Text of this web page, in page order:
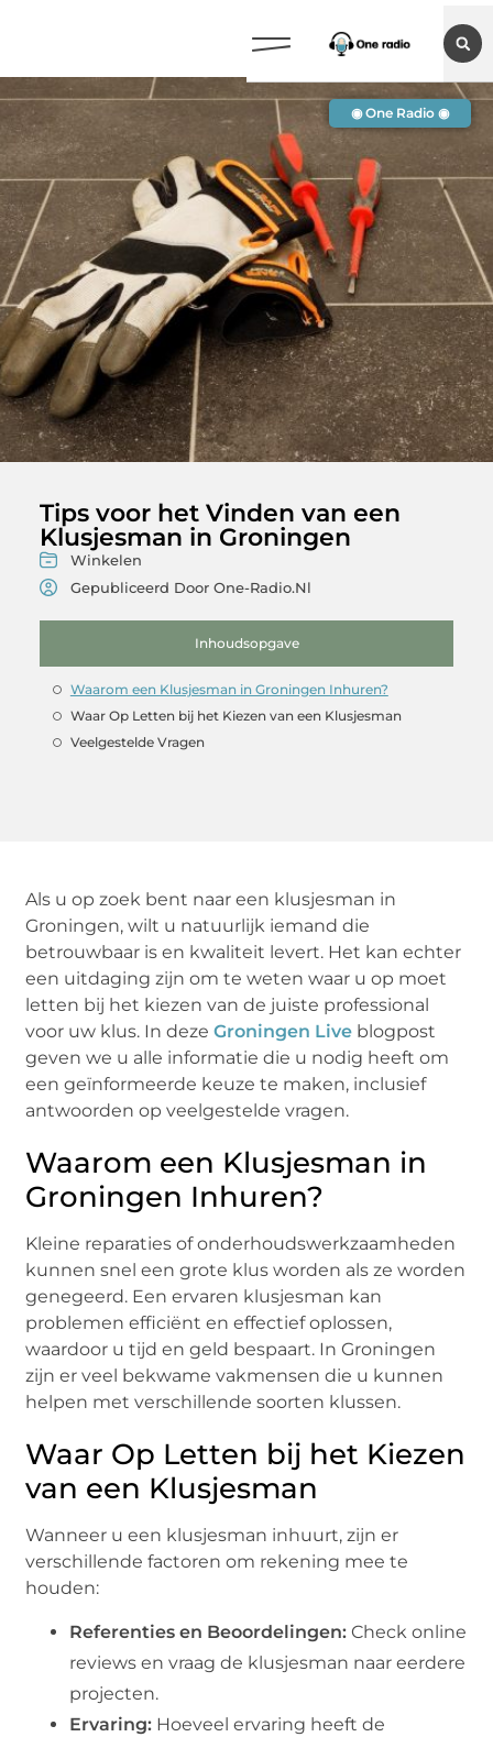
Tips voor het Vinden van een
Klusjesman in Groningen
Winkelen
Gepubliceerd Door One-Radio.nl
Inhoudsopgave
Waarom een Klusjesman in Groningen Inhuren?
Waar Op Letten bij het Kiezen van een Klusjesman
Veelgestelde Vragen
◉ One Radio ◉
Als u op zoek bent naar een klusjesman in
Groningen, wilt u natuurlijk iemand die
betrouwbaar is en kwaliteit levert. Het kan echter
een uitdaging zijn om te weten waar u op moet
letten bij het kiezen van de juiste professional
voor uw klus. In dezeGroningen Live blogpost
geven we u alle informatie die u nodig heeft om
een geïnformeerde keuze te maken, inclusief
antwoorden op veelgestelde vragen.
Waarom een Klusjesman in
Groningen Inhuren?
Kleine reparaties of onderhoudswerkzaamheden
kunnen snel een grote klus worden als ze worden
genegeerd. Een ervaren klusjesman kan
problemen efficiënt en effectief oplossen,
waardoor u tijd en geld bespaart. In Groningen
zijn er veel bekwame vakmensen die u kunnen
helpen met verschillende soorten klussen.
Waar Op Letten bij het Kiezen
van een Klusjesman
Wanneer u een klusjesman inhuurt, zijn er
verschillende factoren om rekening mee te
houden:
Referenties en Beoordelingen: Check online
reviews en vraag de klusjesman naar eerdere
projecten.
Ervaring: Hoeveel ervaring heeft de